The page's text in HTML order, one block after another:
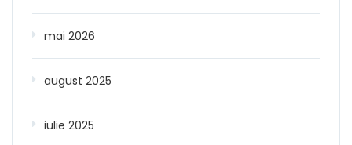
mai 2026
august 2025
iulie 2025